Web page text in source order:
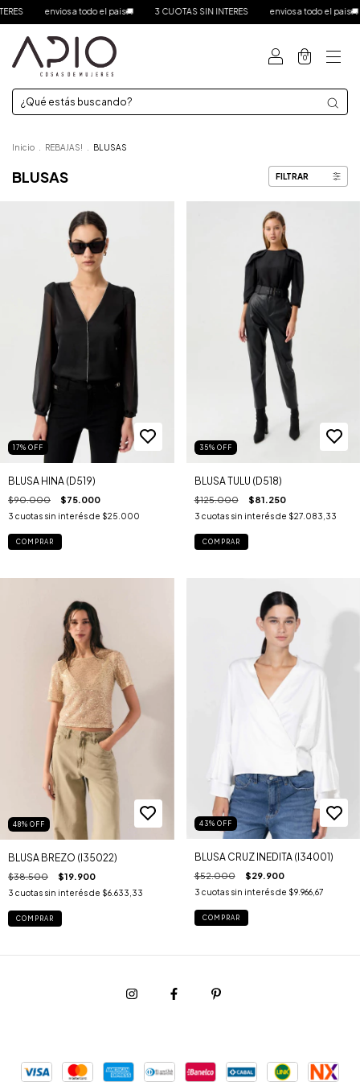
envios a todo el pais🚚 3 CUOTAS SIN INTERES envios a todo el pais🚚
0
Inicio REBAJAS! BLUSAS
BLUSAS FILTRAR
17% OFF
BLUSA HINA (D519)
$90.000 $75.000
3 cuotas sin interés de $25.000
COMPRAR
35% OFF
BLUSA TULU (D518)
$125.000 $81.250
3 cuotas sin interés de $27.083,33
COMPRAR
48% OFF
BLUSA BREZO (I35022)
$38.500 $19.900
3 cuotas sin interés de $6.633,33
COMPRAR
43% OFF
BLUSA CRUZ INEDITA (I34001)
$52.000 $29.900
3 cuotas sin interés de $9.966,67
COMPRAR